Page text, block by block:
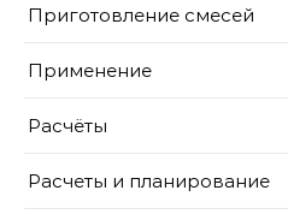
Приготовление смесей
Применение
Расчёты
Расчеты и планирование